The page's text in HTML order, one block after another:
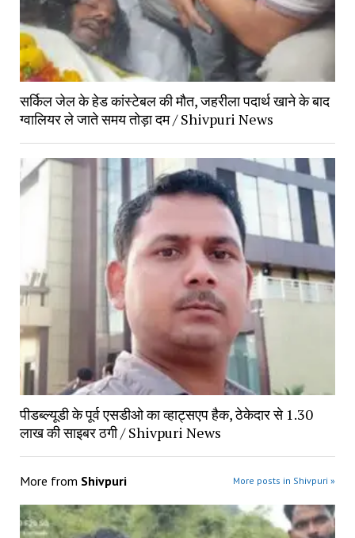
सर्किल जेल के हेड कांस्टेबल की मौत, जहरीला पदार्थ खाने के बाद
ग्वालियर ले जाते समय तोड़ा दम / Shivpuri News
पीडब्ल्यूडी के पूर्व एसडीओ का व्हाट्सएप हैक, ठेकेदार से 1.30
लाख की साइबर ठगी / Shivpuri News
More from Shivpuri More posts in Shivpuri »